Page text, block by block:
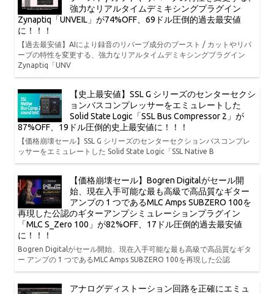
強力なリアルタイムデミキシングプラグイン
Zynaptiq「UNVEIL」が74%OFF、69ドル圧倒的過去最安値
に！！！
【過去最安値】AIにより録音のリバーブ成分のブースト / カットやリバ
ーブの特性を変更する、強力なリアルタイムデミキシングプラグイン
Zynaptiq「UNV
【史上最安値】SSL G シリーズのセンターセクシ
ョンバスコンプレッサーをエミュレートした
Solid State Logic「SSL Bus Compressor 2」が
87%OFF、19ドル圧倒的史上最安値に！！！
【価格崩壊セール】SSL G シリーズのセンターセクションバスコンプレ
ッサーをエミュレートした Solid State Logic「SSL Native B
【価格崩壊セール】Bogren Digitalがセール開
始、現在入手可能な最も高級で高品質なギター
アンプの 1 つであるMLC Amps SUBZERO 100を
再現した公認のギターアンプシミュレーションプラグイン
「MLC S_Zero 100」が82%OFF、17ドル圧倒的過去最安値
に！！！
Bogren Digitalがセール開始、現在入手可能な最も高級で高品質なギタ
ー アンプの 1 つであるMLC Amps SUBZERO 100を再現した公認
アナログディストーション回路を正確にエミュ